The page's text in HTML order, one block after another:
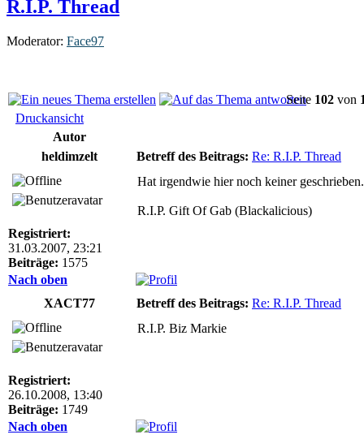
R.I.P. Thread
Moderator: Face97
Seite 102 von
Druckansicht
Autor
heldimzelt
Betreff des Beitrags: Re: R.I.P. Thread
Registriert:
31.03.2007, 23:21
Beiträge: 1575
Hat irgendwie hier noch keiner
R.I.P. Gift Of Gab (Blackalicious)
Nach oben
XACT77
Betreff des Beitrags: Re: R.I.P. Thread
Registriert:
26.10.2008, 13:40
Beiträge: 1749
R.I.P. Biz Markie
Nach oben